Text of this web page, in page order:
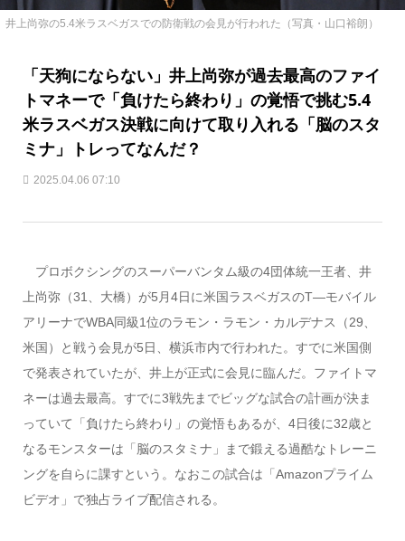
井上尚弥の5.4米ラスベガスでの防衛戦の会見が行われた（写真・山口裕朗）
「天狗にならない」井上尚弥が過去最高のファイ
トマネーで「負けたら終わり」の覚悟で挑む5.4
米ラスベガス決戦に向けて取り入れる「脳のスタ
ミナ」トレってなんだ？
2025.04.06 07:10
プロボクシングのスーパーバンタム級の4団体統一王者、井
上尚弥（31、大橋）が5月4日に米国ラスベガスのT―モバイル
アリーナでWBA同級1位のラモン・ラモン・カルデナス（29、
米国）と戦う会見が5日、横浜市内で行われた。すでに米国側
で発表されていたが、井上が正式に会見に臨んだ。ファイトマ
ネーは過去最高。すでに3戦先までビッグな試合の計画が決ま
っていて「負けたら終わり」の覚悟もあるが、4日後に32歳と
なるモンスターは「脳のスタミナ」まで鍛える過酷なトレーニ
ングを自らに課すという。なおこの試合は「Amazonプライム
ビデオ」で独占ライブ配信される。